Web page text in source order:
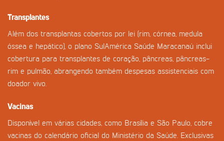
Transplantes
Além dos transplantas cobertos por lei (rim, córnea, medula
óssea e hepático), o plano SulAmérica Saúde Maracanaú inclui
cobertura para transplantes de coração, pâncreas, pâncreas-
rim e pulmão, abrangendo também despesas assistenciais com
doador vivo.
Vacinas
Disponível em várias cidades, como Brasília e São Paulo, cobre
vacinas do calendário oficial do Ministério da Saúde. Exclusivas